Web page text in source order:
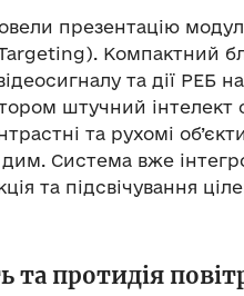
презентацію
Компактний
та дії РЕБ
штучний
та рухомі
Система вже
та підсвічування
та протидія